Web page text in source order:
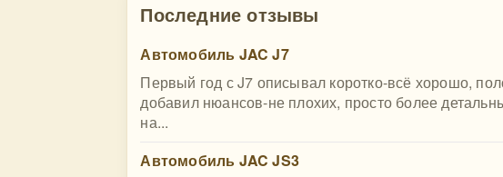
Последние отзывы
Автомобиль JAC J7
Первый год с J7 описывал коротко-всё хорошо,
добавил нюансов-не плохих, просто более
на...
Автомобиль JAC JS3